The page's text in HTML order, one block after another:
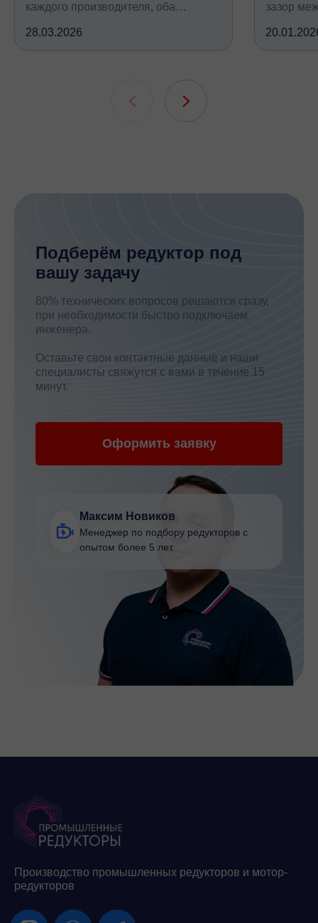
каждого производителя, оба
крутящий момент, но устроены
принципиально по-разному, при
28.03.2026
зазор
всех
Подберём редуктор под
вашу задачу
80% технических вопросов решаются сразу,
при необходимости быстро подключаем
инженера.
Оставьте свои контактные данные и наши
специалисты свяжутся с вами в течение 15
минут.
Оформить заявку
Максим Новиков
Менеджер по подбору редукторов с
опытом более 5 лет.
Производство промышленных редукторов и мотор-
редукторов